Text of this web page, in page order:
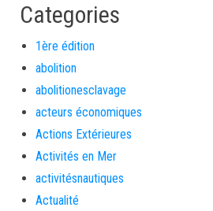
Categories
1ère édition
abolition
abolitionesclavage
acteurs économiques
Actions Extérieures
Activités en Mer
activitésnautiques
Actualité